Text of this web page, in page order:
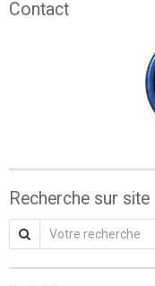
Contact
Recherche sur site